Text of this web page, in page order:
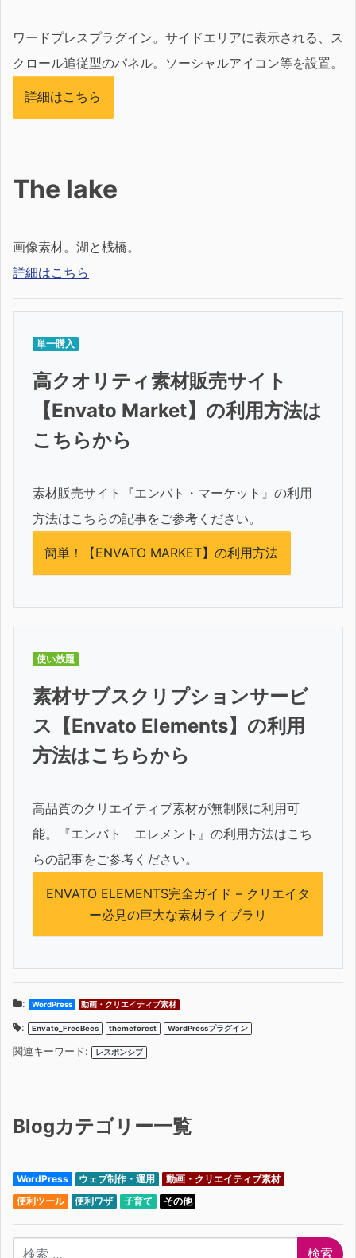
ワードプレスプラグイン。サイドエリアに表示される、ス
クロール追従型のパネル。ソーシャルアイコン等を設置。
詳細はこちら
The lake
画像素材。湖と桟橋。
詳細はこちら
単一購入
高クオリティ素材販売サイト
【Envato Market】の利用方法は
こちらから
素材販売サイト『エンバト・マーケット』の利用
方法はこちらの記事をご参考ください。
簡単！【ENVATO MARKET】の利用方法
使い放題
素材サブスクリプションサービ
ス【Envato Elements】の利用
方法はこちらから
高品質のクリエイティブ素材が無制限に利用可
能。『エンバト エレメント』の利用方法はこち
らの記事をご参考ください。
ENVATO ELEMENTS完全ガイド – クリエイタ
ー必見の巨大な素材ライブラリ
: WordPress 動画・クリエイティブ素材
: Envato_FreeBees themeforest WordPressプラグイン
関連キーワード: レスポンシブ
Blogカテゴリー一覧
WordPress ウェブ制作・運用
動画・クリエイティブ素材
便利ツール
便利ワザ 子育て その他
検索